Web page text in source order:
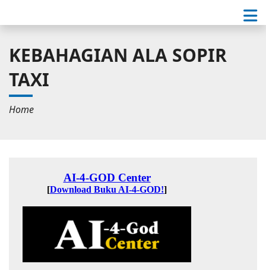
KEBAHAGIAN ALA SOPIR
TAXI
Home